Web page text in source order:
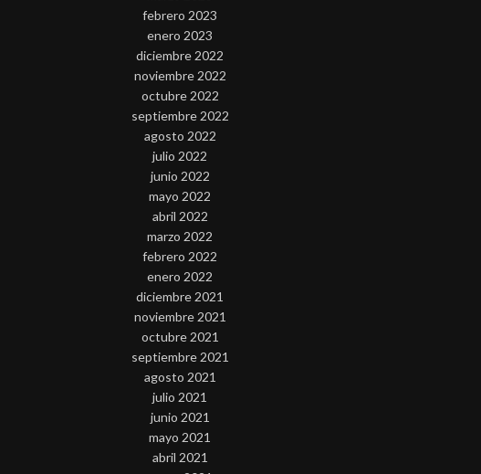
febrero 2023
enero 2023
diciembre 2022
noviembre 2022
octubre 2022
septiembre 2022
agosto 2022
julio 2022
junio 2022
mayo 2022
abril 2022
marzo 2022
febrero 2022
enero 2022
diciembre 2021
noviembre 2021
octubre 2021
septiembre 2021
agosto 2021
julio 2021
junio 2021
mayo 2021
abril 2021